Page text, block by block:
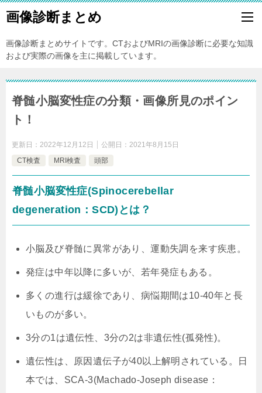
画像診断まとめ
画像診断まとめサイトです。CTおよびMRIの画像診断に必要な知識
および実際の画像を主に掲載しています。
脊髄小脳変性症の分類・画像所見のポイン
ト！
更新日： 2022年12月12日 公開日： 2021年8月15日
CT検査
MRI検査 頭部
脊髄小脳変性症(Spinocerebellar
degeneration：SCD)とは？
小脳及び脊髄に異常があり、運動失調を来す疾患。
発症は中年以降に多いが、若年発症もある。
多くの進行は緩徐であり、病悩期間は10-40年と長
いものが多い。
3分の1は遺伝性、3分の2は非遺伝性(孤発性)。
遺伝性は、
原因遺伝子が40以上解明されている。日
本では、SCA-3(Machado-Joseph disease：